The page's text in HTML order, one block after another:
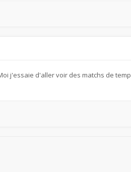
j'essaie d'aller voir des matchs de